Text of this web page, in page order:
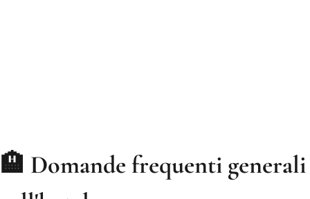
🏨 Domande frequenti generali